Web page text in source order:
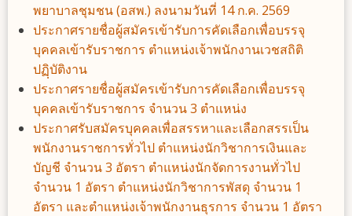
พยาบาลชุมชน (อสพ.) ลงนามวันที่ 14 ก.ค. 2569
ประกาศรายชื่อผู้สมัครเข้ารับการคัดเลือกเพื่อบรรจุ
บุคคลเข้ารับราชการ ตำแหน่งเจ้าพนักงานเวชสถิติ
ปฏฺิบัติงาน
ประกาศรายชื่อผู้สมัครเข้ารับการคัดเลือกเพื่อบรรจุ
บุคคลเข้ารับราชการ จำนวน 3 ตำแหน่ง
ประกาศรับสมัครบุคคลเพื่อสรรหาและเลือกสรรเป็น
พนักงานราชการทั่วไป ตำแหน่งนักวิชาการเงินและ
บัญชี จำนวน 3 อัตรา ตำแหน่งนักจัดการงานทั่วไป
จำนวน 1 อัตรา ตำแหน่งนักวิชาการพัสดุ จำนวน 1
อัตรา และตำแหน่งเจ้าพนักงานธุรการ จำนวน 1 อัตรา